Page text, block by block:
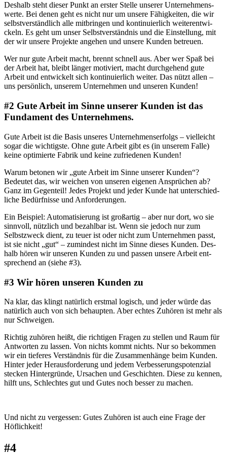
Des­halb steht die­ser Punkt an ers­ter Stel­le unse­rer Unter­neh­mens­
wer­te. Bei denen geht es nicht nur um unse­re Fähig­kei­ten, die wir
selbst­ver­ständ­lich alle mit­brin­gen und kon­ti­nu­ier­lich wei­ter­ent­wi­
ckeln. Es geht um unser Selbst­ver­ständ­nis und die Ein­stel­lung, mit
der wir unse­re Pro­jek­te ange­hen und unse­re Kun­den betreuen.
Wer nur gute Arbeit macht, brennt schnell aus. Aber wer Spaß bei
der Arbeit hat, bleibt län­ger moti­viert, macht durch­ge­hend gute
Arbeit und ent­wi­ckelt sich kon­ti­nu­ier­lich wei­ter. Das nützt allen –
uns per­sön­lich, unse­rem Unter­neh­men und unse­ren Kunden!
#2 Gute Arbeit im Sinne unserer Kunden ist das
Fundament des Unternehmens.
Gute Arbeit ist die Basis unse­res Unter­neh­mens­er­folgs – viel­leicht
sogar die wich­tigs­te. Ohne gute Arbeit gibt es (in unse­rem Fal­le)
kei­ne opti­mier­te Fabrik und kei­ne zufrie­de­nen Kunden!
War­um beto­nen wir „gute Arbeit im Sin­ne unse­rer Kun­den“?
Bedeu­tet das, wir wei­chen von unse­ren eige­nen Ansprü­chen ab?
Ganz im Gegen­teil! Jedes Pro­jekt und jeder Kun­de hat unter­schied­
li­che Bedürf­nis­se und Anforderungen.
Ein Bei­spiel: Auto­ma­ti­sie­rung ist groß­ar­tig – aber nur dort, wo sie
sinn­voll, nütz­lich und bezahl­bar ist. Wenn sie jedoch nur zum
Selbst­zweck dient, zu teu­er ist oder nicht zum Unter­neh­men passt,
ist sie nicht „gut“ – zumin­dest nicht im Sin­ne die­ses Kun­den. Des­
halb hören wir unse­ren Kun­den zu und pas­sen unse­re Arbeit ent­
spre­chend an (sie­he #3).
#3 Wir hören unseren Kunden zu
Na klar, das klingt natür­lich erst­mal logisch, und jeder wür­de das
natür­lich auch von sich behaup­ten. Aber ech­tes Zuhö­ren ist mehr als
nur Schweigen.
Rich­tig zuhö­ren heißt, die rich­ti­gen Fra­gen zu stel­len und Raum für
Ant­wor­ten zu las­sen. Von nichts kommt nichts. Nur so bekom­men
wir ein tie­fe­res Ver­ständ­nis für die Zusam­men­hän­ge beim Kun­den.
Hin­ter jeder Her­aus­for­de­rung und jedem Ver­bes­se­rungs­po­ten­zi­al
ste­cken Hin­ter­grün­de, Ursa­chen und Geschich­ten. Die­se zu ken­nen,
hilft uns, Schlech­tes gut und Gutes noch bes­ser zu machen.
Und nicht zu ver­ges­sen: Gutes Zuhö­ren ist auch eine Fra­ge der
Höflichkeit!
#4